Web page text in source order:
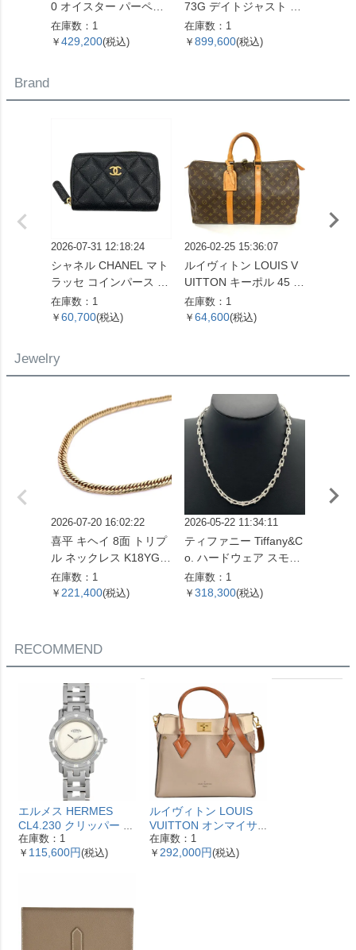
0 オイスター パーペチ
ュアル デイト 腕時計 シ
ルバー文字盤 7桁 2番台
在庫数：1
￥ 429,200(税込)
73G デイトジャスト T
番 腕時計 シャンパン文
字盤 10Pダイヤ SS×YG
在庫数：1
￥ 899,600(税込)
Brand
2026-07-31 12:18:24
シャネル CHANEL マト
ラッセ コインパース コ
インケース キャビアス
キン ブラック ゴールド
在庫数：1
￥ 60,700(税込)
2026-02-25 15:36:07
ルイヴィトン LOUIS V
UITTON キーポル 45 ボ
ストンバッグ モノグラ
ム キャンバス M41428
在庫数：1
￥ 64,600(税込)
Jewelry
2026-07-20 16:02:22
喜平 キヘイ 8面 トリプ
ル ネックレス K18YG 1
0.4g【中古】
在庫数：1
￥ 221,400(税込)
2026-05-22 11:34:11
ティファニー Tiffany&C
o. ハードウェア スモー
ルリンク ネックレス 60
153093 SV925 42.4g シ
在庫数：1
￥ 318,300(税込)
RECOMMEND
エルメス HERMES
CL4.230 クリッパー ナ
クレ 腕時計 シェル文字
盤 ベゼル12Pダイヤ レ
在庫数：1
￥ 115,600円(税込)
ルイヴィトン LOUIS
VUITTON オンマイサ
イドMM ハンドバッグ
2WAY レザー M53825
在庫数：1
￥ 292,000円(税込)